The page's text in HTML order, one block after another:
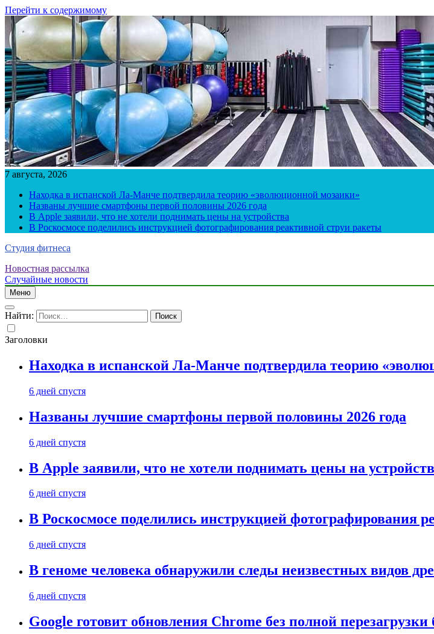
Перейти к содержимому
7 августа, 2026
Находка в испанской Ла-Манче подтвердила теорию «эволюционной мозаики»
Названы лучшие смартфоны первой половины 2026 года
В Apple заявили, что не хотели поднимать цены на устройства
В Роскосмосе поделились инструкцией фотографирования реактивной струи ракеты
Студия фитнеса
Новостная рассылка
Случайные новости
Меню
Найти:
Заголовки
Находка в испанской Ла-Манче подтвердила теорию
6 дней спустя
Названы лучшие смартфоны первой половины 2026 года
6 дней спустя
В Apple заявили, что не хотели поднимать цены на
6 дней спустя
В Роскосмосе поделились инструкцией фотографирования
6 дней спустя
В геноме человека обнаружили следы неизвестных видов
6 дней спустя
Google готовит обновления Chrome без полной перезагрузки